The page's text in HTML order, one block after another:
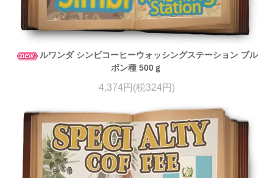
ルワンダ シンビコーヒーウォッシングステーション ブル
ボン種 500ｇ
4,374円(税324円)